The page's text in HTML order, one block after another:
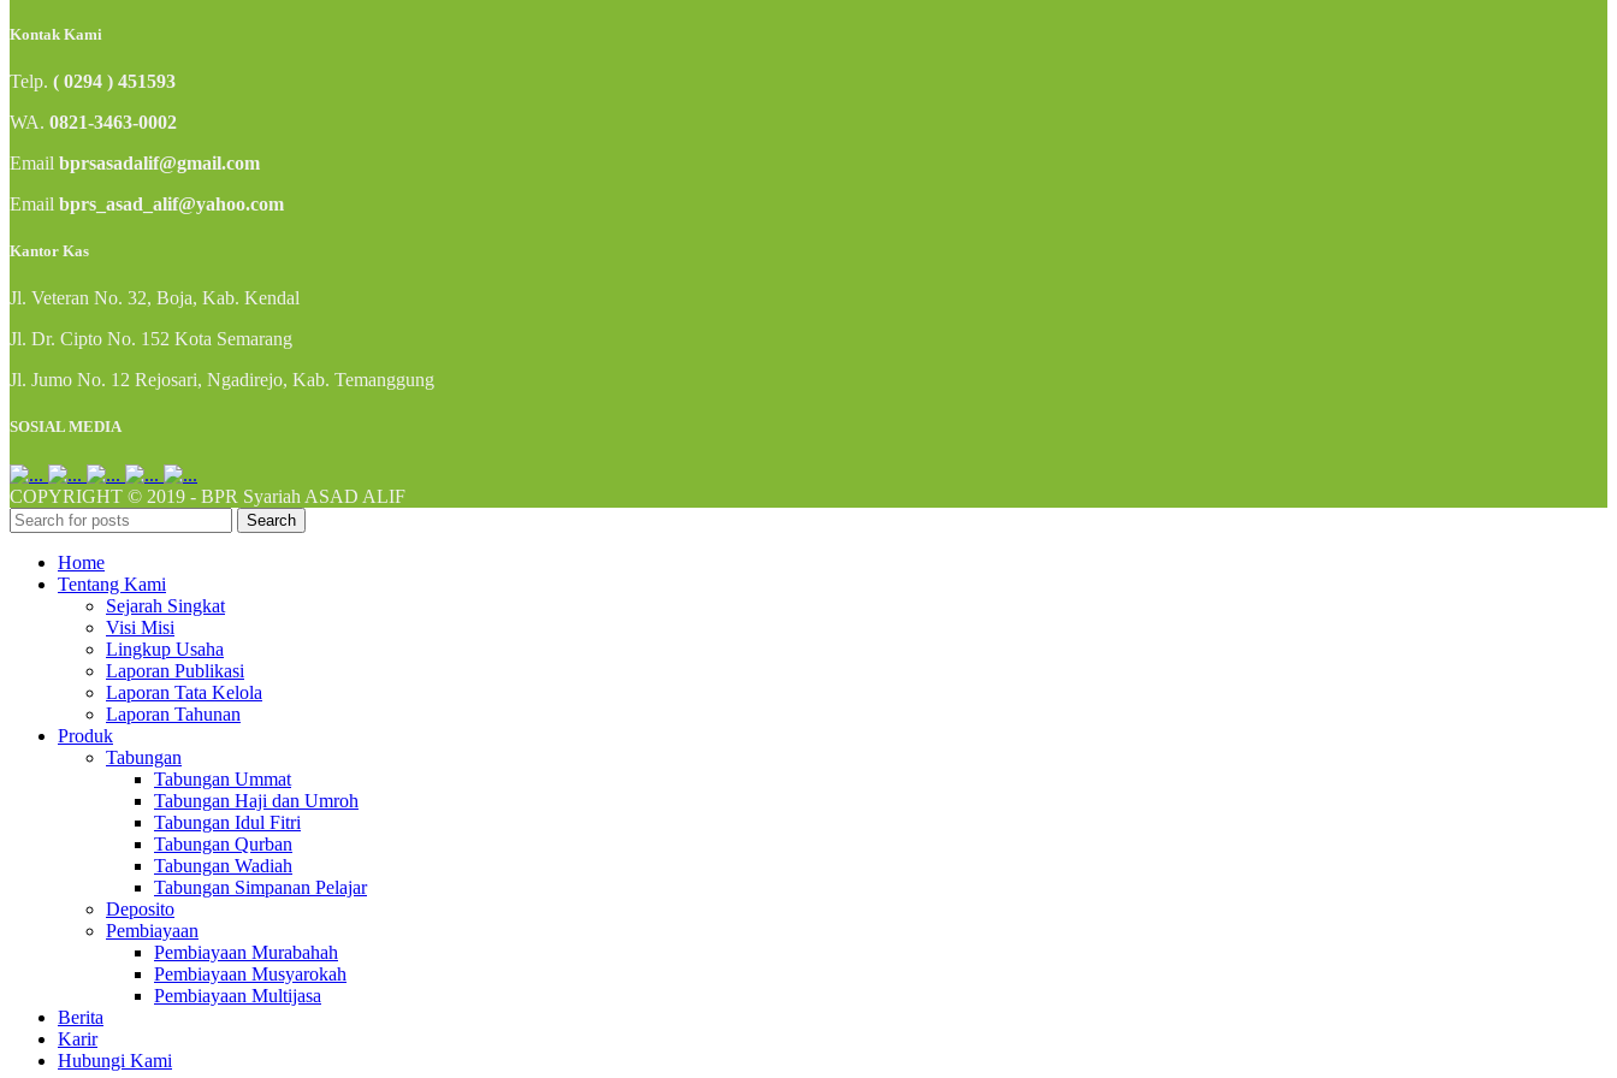
Kontak Kami
Telp. ( 0294 ) 451593
WA. 0821-3463-0002
Email bprsasadalif@gmail.com
Email bprs_asad_alif@yahoo.com
Kantor Kas
Jl. Veteran No. 32, Boja, Kab. Kendal
Jl. Dr. Cipto No. 152 Kota Semarang
Jl. Jumo No. 12 Rejosari, Ngadirejo, Kab. Temanggung
SOSIAL MEDIA
COPYRIGHT © 2019 - BPR Syariah ASAD ALIF
Search
Home
Tentang Kami
Sejarah Singkat
Visi Misi
Lingkup Usaha
Laporan Publikasi
Laporan Tata Kelola
Laporan Tahunan
Produk
Tabungan
Tabungan Ummat
Tabungan Haji dan Umroh
Tabungan Idul Fitri
Tabungan Qurban
Tabungan Wadiah
Tabungan Simpanan Pelajar
Deposito
Pembiayaan
Pembiayaan Murabahah
Pembiayaan Musyarokah
Pembiayaan Multijasa
Berita
Karir
Hubungi Kami